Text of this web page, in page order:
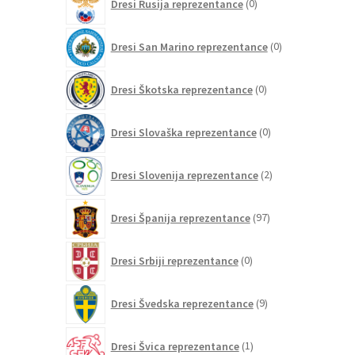
Dresi Rusija reprezentance 0izdelkov
Dresi San Marino reprezentance 0izdelkov
Dresi Škotska reprezentance 0izdelkov
Dresi Slovaška reprezentance 0izdelkov
Dresi Slovenija reprezentance 2izdelka
Dresi Španija reprezentance 97izdelkov
Dresi Srbiji reprezentance 0izdelkov
Dresi Švedska reprezentance 9izdelkov
Dresi Švica reprezentance 1